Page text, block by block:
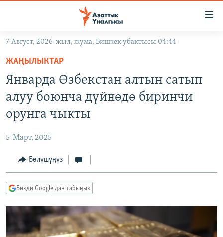
Навигацияга
өтүңүз
Издөөгө
салыңызКЫРГЫЗСТАН
МАДАНИЯТ
ДҮЙНӨ
УКРАИНА
ТВ ПРОГРАММАЛАР
БҮГҮН АЗАТТЫКТА
ДАНИСТЕ
ЭЖЕ-СИҢДИЛЕР
ПОДКАСТ
Русский
ОНЛАЙН ШЕРИНЕ
7-Август, 2026-жыл, жума, Бишкек убактысы 04:44
ЖАҢЫЛЫКТАР
Январда Өзбекстан алтын сатып
алуу боюнча дүйнөдө биринчи
орунга чыкты
5-Март, 2025
Бөлүшүңүз
Бизди Google'дан табыңыз